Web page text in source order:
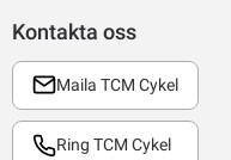
Kontakta oss
Maila TCM Cykel
Ring TCM Cykel